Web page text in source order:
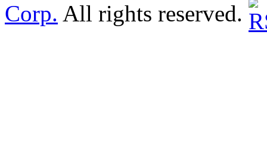
Corp. All rights reserved.